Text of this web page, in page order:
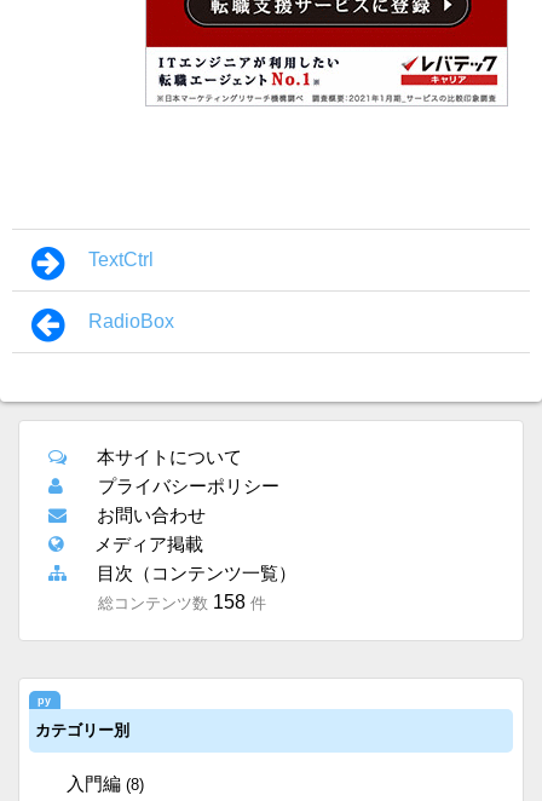
TextCtrl
RadioBox
本サイトについて
プライバシーポリシー
お問い合わせ
メディア掲載
目次（コンテンツ一覧）
総コンテンツ数 158 件
カテゴリー別
入門編 (8)